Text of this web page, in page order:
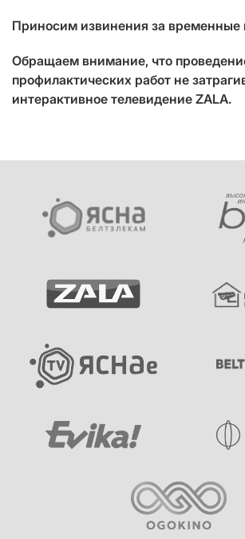
Приносим извинения за временные
Обращаем внимание, что
профилактических работ не
интерактивное телевидение ZALA.